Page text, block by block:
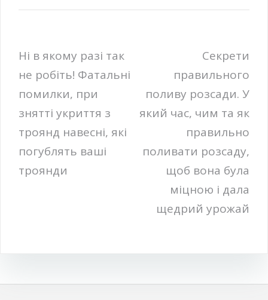
Навігація
записів
Ні в якому разі так
не робіть! Фатальні
помилки, при
знятті укриття з
троянд навесні, які
погублять ваші
троянди
Секрети
правильного
поливу розсади. У
який час, чим та як
правильно
поливати розсаду,
щоб вона була
міцною і дала
щедрий урожай